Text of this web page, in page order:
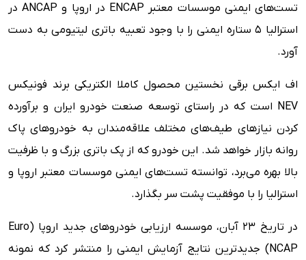
تست‌های ایمنی موسسات معتبر ENCAP در اروپا و ANCAP در
استرالیا 5 ستاره ایمنی را با وجود تعبیه باتری لیتیومی به دست
آورد.
اف ایکس برقی نخستین محصول کاملا الکتریکی برند فونیکس
NEV است که در راستای توسعه صنعت خودرو ایران و برآورده
کردن نیازهای طیف‌های مختلف علاقه‌مندان به خودروهای پاک
روانه بازار خواهد شد. این خودرو که از پک باتری بزرگ و با ظرفیت
بالا بهره می‌برد، توانسته تست‌های ایمنی موسسات معتبر اروپا و
استرالیا را با موفقیت پشت سر بگذارد.
در تاریخ 23 آبان، موسسه ارزیابی خودروهای جدید اروپا (Euro
NCAP) جدیدترین نتایج آزمایش ایمنی را منتشر کرد که نمونه